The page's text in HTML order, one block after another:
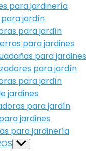
para jardinería
para jardín
para jardín
para jardines
para jardines
para jardín
para jardín
jardines
para jardín
jardines
para jardinería
Show